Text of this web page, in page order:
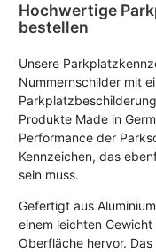
Hochwertige
bestellen
Unsere
Nummernschilder mit
Produkte Made in
Performance der
Kennzeichen, das
sein muss.
Gefertigt aus
einem leichten
Oberfläche hervor.